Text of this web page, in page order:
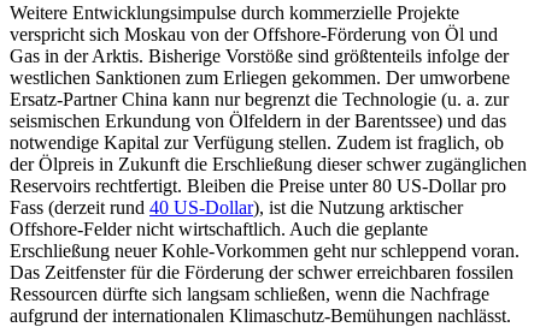
Weitere Entwicklungsimpulse durch kommerzielle Projekte
verspricht sich Mos­kau von der Offshore-Förderung von Öl und
Gas in der Arktis. Bisherige Vorstöße sind größtenteils infolge der
westlichen Sanktio­nen zum Erliegen gekommen. Der umworbene
Ersatz-Partner China kann nur be­grenzt die Technologie (u. a. zur
seismischen Erkundung von Ölfeldern in der Barentssee) und das
notwendige Kapital zur Verfügung stellen. Zudem ist fraglich, ob
der Ölpreis in Zukunft die Erschließung dieser schwer zu­gänglichen
Reservoirs rechtfertigt. Bleiben die Preise unter 80 US-Dollar pro
Fass (der­zeit rund 40 US-Dollar), ist die Nutzung ark­tischer
Offshore-Felder nicht wirtschaftlich. Auch die geplante
Erschließung neuer Kohle-Vorkommen geht nur schleppend voran.
Das Zeitfenster für die Förderung der schwer erreichbaren fossilen
Ressourcen dürfte sich langsam schließen, wenn die Nachfrage
aufgrund der internationalen Klimaschutz-Bemühungen nachlässt.